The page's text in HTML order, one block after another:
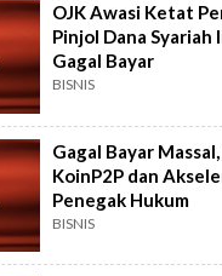
OJK Awasi Ketat
Pinjol Dana Syariah
Gagal Bayar
BISNIS
Gagal Bayar
KoinP2P dan
Penegak Hukum
BISNIS